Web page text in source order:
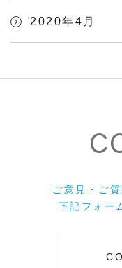
2020年4月
ご意見・ご
下記フォー